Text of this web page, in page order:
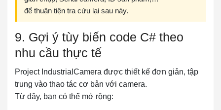
để thuận tiện tra cứu lại sau này.
9. Gợi ý tùy biến code C# theo
nhu cầu thực tế
Project IndustrialCamera được thiết kế đơn giản, tập
trung vào thao tác cơ bản với camera.
Từ đây, bạn có thể mở rộng: